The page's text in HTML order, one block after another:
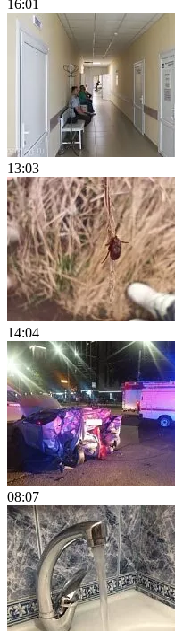
16:01
13:03
14:04
08:07